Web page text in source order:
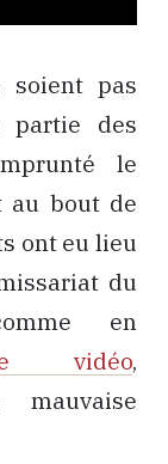
soient pas
partie des
le
au bout de
ont eu lieu
du
en
vidéo,
mauvaise